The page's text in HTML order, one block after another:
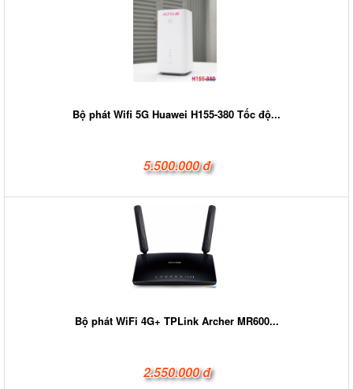
Bộ phát Wifi 5G Huawei H155-380 Tốc độ...
5.500.000 đ
Bộ phát WiFi 4G+ TPLink Archer MR600...
2.550.000 đ